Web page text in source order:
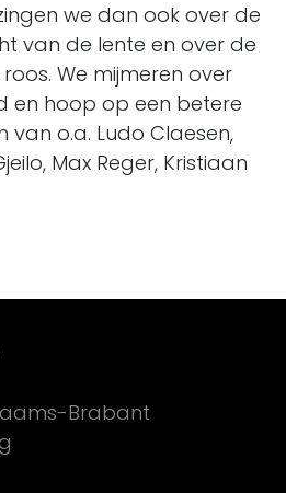
we dan ook over de
van de lente en over de
We mijmeren over
en hoop op een betere
van o.a. Ludo Claesen,
Max Reger, Kristiaan
Brabant